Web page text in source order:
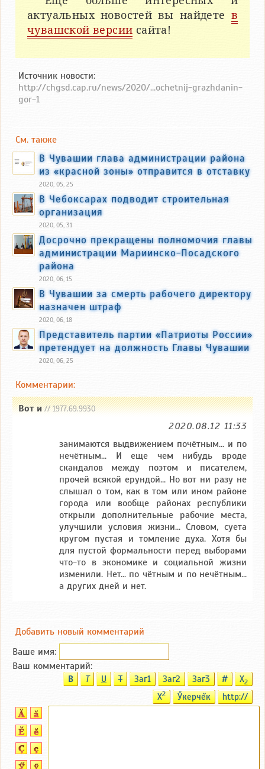
актуальных новостей вы найдете в
чувашской версии сайта!
Источник новости:
http://chgsd.cap.ru/news/2020/...ochetnij-grazhdanin-
gor-1
См. также
В Чувашии глава администрации района
из «красной зоны» отправится в отставку
2020, 05, 25
В Чебоксарах подводит строительная
организация
2020, 05, 31
Досрочно прекращены полномочия главы
администрации Мариинско-Посадского
района
2020, 06, 15
В Чувашии за смерть рабочего директору
назначен штраф
2020, 06, 18
Представитель партии «Патриоты России»
претендует на должность Главы Чувашии
2020, 06, 25
Комментарии:
Вот и// 1977.69.9930
2020.08.12 11:33
занимаются выдвижением почётным... и по
нечётным... И еще чем нибудь вроде
скандалов между поэтом и писателем,
прочей всякой ерундой... Но вот ни разу не
слышал о том, как в том или ином районе
города или вообще районах республики
открыли дополнительные рабочие места,
улучшили условия жизни... Словом, суета
кругом пустая и томление духа. Хотя бы
для пустой формальности перед выборами
что-то в экономике и социальной жизни
изменили. Нет... по чётным и по нечётным...
а других дней и нет.
Добавить новый комментарий
Ваше имя:
Ваш комментарий:
B T U T Заг1 Заг2 Заг3 # X2
X2 Ӳкерчĕк http://